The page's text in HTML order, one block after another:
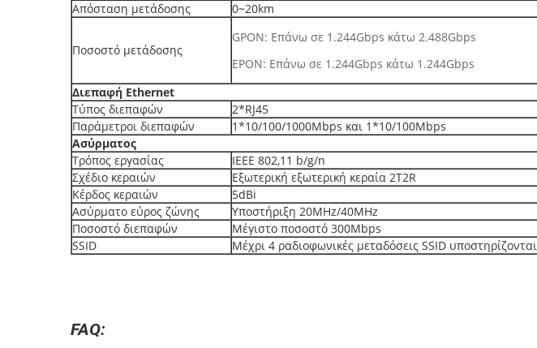
Απόσταση μετάδοσης
0~20km
Ποσοστό μετάδοσης
GPON: Επάνω σε 1.244Gbps κάτω 2.488Gbps
EPON: Επάνω σε 1.244Gbps κάτω 1.244Gbps
Διεπαφή Ethernet
Τύπος διεπαφών
2*RJ45
Παράμετροι διεπαφών
1*10/100/1000Mbps και 1*10/100Mbps
Ασύρματος
Τρόπος εργασίας
IEEE 802,11 b/g/n
Σχέδιο κεραιών
Εξωτερική εξωτερική κεραία 2T2R
Κέρδος κεραιών
5dBi
Ασύρματο εύρος ζώνης
Υποστήριξη 20MHz/40MHz
Ποσοστό διεπαφών
Μέγιστο ποσοστό 300Mbps
SSID
Μέχρι 4 ραδιοφωνικές μεταδόσεις SSID υποστηρίζονται
FAQ: